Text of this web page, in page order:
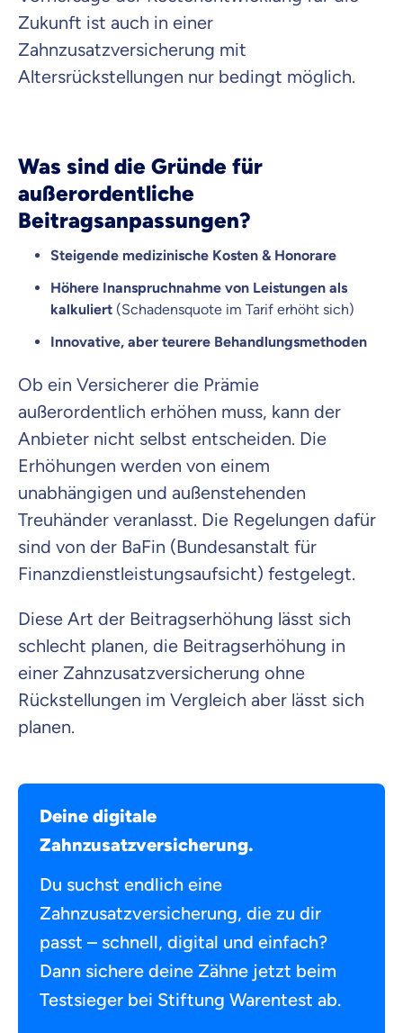
Zukunft ist auch in einer
Zahnzusatzversicherung mit
Altersrückstellungen nur bedingt möglich.
Was sind die Gründe für
außerordentliche
Beitragsanpassungen?
Steigende medizinische Kosten & Honorare
Höhere Inanspruchnahme von Leistungen als
kalkuliert (Schadensquote im Tarif erhöht sich)
Innovative, aber teurere Behandlungsmethoden
Ob ein Versicherer die Prämie
außerordentlich erhöhen muss, kann der
Anbieter nicht selbst entscheiden. Die
Erhöhungen werden von einem
unabhängigen und außenstehenden
Treuhänder veranlasst. Die Regelungen dafür
sind von der BaFin (Bundesanstalt für
Finanzdienstleistungsaufsicht) festgelegt.
Diese Art der Beitragserhöhung lässt sich
schlecht planen, die Beitragserhöhung in
einer Zahnzusatzversicherung ohne
Rückstellungen im Vergleich aber lässt sich
planen.
Deine digitale
Zahnzusatzversicherung.
Du suchst endlich eine
Zahnzusatzversicherung, die zu dir
passt – schnell, digital und einfach?
Dann sichere deine Zähne jetzt beim
Testsieger bei Stiftung Warentest ab.